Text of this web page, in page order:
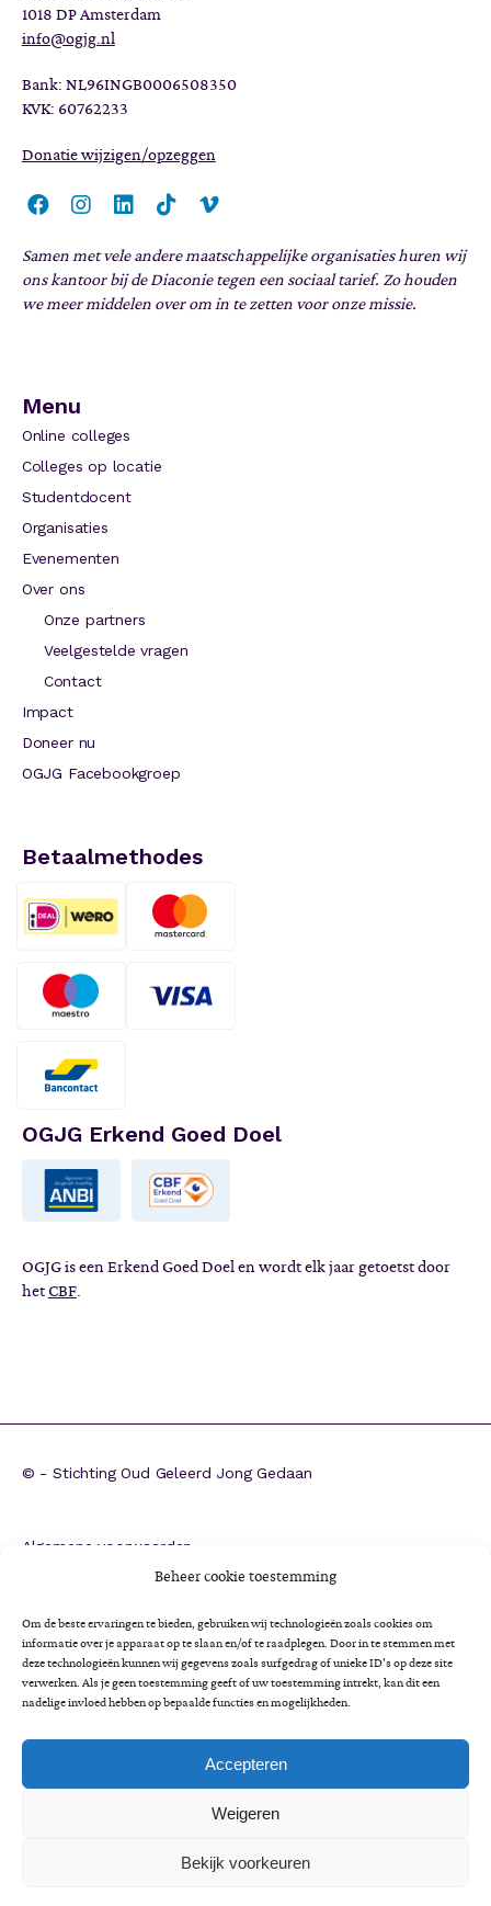
Beheer cookie toestemming
Om de beste ervaringen te bieden, gebruiken wij technologieën zoals cookies om
informatie over je apparaat op te slaan en/of te raadplegen. Door in te stemmen met
deze technologieën kunnen wij gegevens zoals surfgedrag of unieke ID's op deze site
verwerken. Als je geen toestemming geeft of uw toestemming intrekt, kan dit een
nadelige invloed hebben op bepaalde functies en mogelijkheden.
Accepteren
Weigeren
Bekijk voorkeuren
1018 DP Amsterdam
info@ogjg.nl
Bank: NL96INGB0006508350
KVK: 60762233
Donatie wijzigen/opzeggen
Samen met vele andere maatschappelijke organisaties huren wij
ons kantoor bij de Diaconie tegen een sociaal tarief. Zo houden
we meer middelen over om in te zetten voor onze missie.
Menu
Online colleges
Colleges op locatie
Studentdocent
Organisaties
Evenementen
Over ons
Onze partners
Veelgestelde vragen
Contact
Impact
Doneer nu
OGJG Facebookgroep
Betaalmethodes
OGJG Erkend Goed Doel
OGJG is een Erkend Goed Doel en wordt elk jaar getoetst door
hetCBF.
© - Stichting Oud Geleerd Jong Gedaan
Algemene voorwaarden
Colofon
Cookieverklaring
Impactrapportage 2025
Minimaregeling voor senioren
Vrijwilligersbeleid en gedragscode
LettertypeLettertype
ALettertype